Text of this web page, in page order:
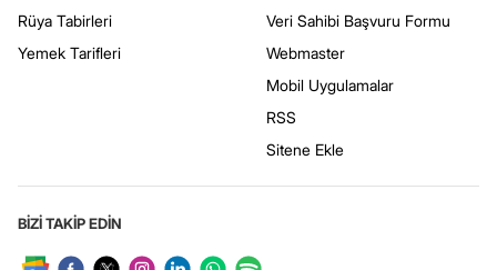
Rüya Tabirleri
Yemek Tarifleri
Veri Sahibi Başvuru Formu
Webmaster
Mobil Uygulamalar
RSS
Sitene Ekle
BİZİ TAKİP EDİN